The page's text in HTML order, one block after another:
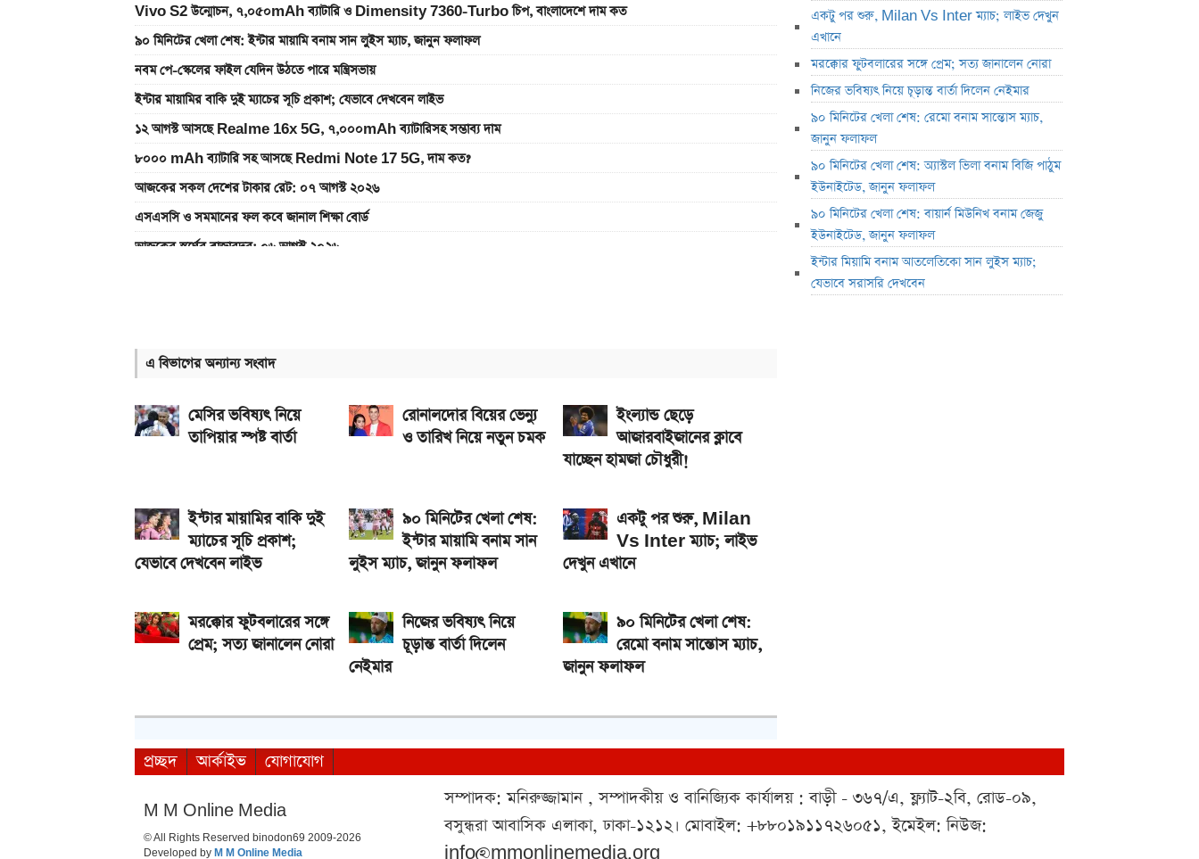
Vivo S2 উন্মোচন, ৭,০৫০mAh ব্যাটারি ও Dimensity 7360-Turbo চিপ, বাংলাদেশে দাম কত
৯০ মিনিটের খেলা শেষ: ইন্টার মায়ামি বনাম সান লুইস ম্যাচ, জানুন ফলাফল
নবম পে-স্কেলের ফাইল যেদিন উঠতে পারে মন্ত্রিসভায়
ইন্টার মায়ামির বাকি দুই ম্যাচের সূচি প্রকাশ; যেভাবে দেখবেন লাইভ
১২ আগস্ট আসছে Realme 16x 5G, ৭,০০০mAh ব্যাটারিসহ সম্ভাব্য দাম
৮০০০ mAh ব্যাটারি সহ আসছে Redmi Note 17 5G, দাম কত?
আজকের সকল দেশের টাকার রেট: ০৭ আগস্ট ২০২৬
এসএসসি ও সমমানের ফল কবে জানাল শিক্ষা বোর্ড
আজকের স্বর্ণের বাজারদর: ০৬ আগস্ট ২০২৬
আজ ৪ ঘণ্টা বিদ্যুৎ থাকবে না যেসব এলাকায়, আগেই জেনে নিন
এ বিভাগের অন্যান্য সংবাদ
মেসির ভবিষ্যৎ নিয়ে
তাপিয়ার স্পষ্ট বার্তা
রোনালদোর বিয়ের ভেন্যু
ও তারিখ নিয়ে নতুন চমক
ইংল্যান্ড ছেড়ে
আজারবাইজানের ক্লাবে
যাচ্ছেন হামজা চৌধুরী!
ইন্টার মায়ামির বাকি দুই
ম্যাচের সূচি প্রকাশ;
যেভাবে দেখবেন লাইভ
৯০ মিনিটের খেলা শেষ:
ইন্টার মায়ামি বনাম সান
লুইস ম্যাচ, জানুন ফলাফল
একটু পর শুরু, Milan
Vs Inter ম্যাচ; লাইভ
দেখুন এখানে
মরক্কোর ফুটবলারের সঙ্গে
প্রেম; সত্য জানালেন নোরা
নিজের ভবিষ্যৎ নিয়ে
চূড়ান্ত বার্তা দিলেন
নেইমার
৯০ মিনিটের খেলা শেষ:
রেমো বনাম সান্তোস ম্যাচ,
জানুন ফলাফল
একটু পর শুরু, Milan Vs Inter ম্যাচ; লাইভ দেখুন
এখানে
মরক্কোর ফুটবলারের সঙ্গে প্রেম; সত্য জানালেন নোরা
নিজের ভবিষ্যৎ নিয়ে চূড়ান্ত বার্তা দিলেন নেইমার
৯০ মিনিটের খেলা শেষ: রেমো বনাম সান্তোস ম্যাচ,
জানুন ফলাফল
৯০ মিনিটের খেলা শেষ: অ্যাস্টল ভিলা বনাম বিজি পাঠুম
ইউনাইটেড, জানুন ফলাফল
৯০ মিনিটের খেলা শেষ: বায়ার্ন মিউনিখ বনাম জেজু
ইউনাইটেড, জানুন ফলাফল
ইন্টার মিয়ামি বনাম আতলেতিকো সান লুইস ম্যাচ;
যেভাবে সরাসরি দেখবেন
প্রচ্ছদ আর্কাইভ যোগাযোগ
M M Online Media
© All Rights Reserved binodon69 2009-2026
Developed by M M Online Media
সম্পাদক: মনিরুজ্জামান , সম্পাদকীয় ও বানিজ্যিক কার্যালয় : বাড়ী - ৩৬৭/এ, ফ্ল্যাট-২বি, রোড-০৯,
বসুন্ধরা আবাসিক এলাকা, ঢাকা-১২১২। মোবাইল: +৮৮০১৯১১৭২৬০৫১, ইমেইল: নিউজ:
info@mmonlinemedia.org